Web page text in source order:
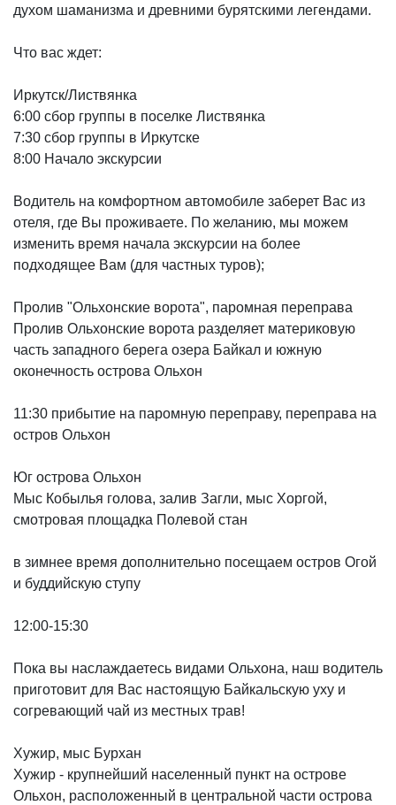
духом шаманизма и древними бурятскими легендами.
Что вас ждет:
Иркутск/Листвянка
6:00 сбор группы в поселке Листвянка
7:30 сбор группы в Иркутске
8:00 Начало экскурсии
Водитель на комфортном автомобиле заберет Вас из
отеля, где Вы проживаете. По желанию, мы можем
изменить время начала экскурсии на более
подходящее Вам (для частных туров);
Пролив "Ольхонские ворота", паромная переправа
Пролив Ольхонские ворота разделяет материковую
часть западного берега озера Байкал и южную
оконечность острова Ольхон
11:30 прибытие на паромную переправу, переправа на
остров Ольхон
Юг острова Ольхон
Мыс Кобылья голова, залив Загли, мыс Хоргой,
смотровая площадка Полевой стан
в зимнее время дополнительно посещаем остров Огой
и буддийскую ступу
12:00-15:30
Пока вы наслаждаетесь видами Ольхона, наш водитель
приготовит для Вас настоящую Байкальскую уху и
согревающий чай из местных трав!
Хужир, мыс Бурхан
Хужир - крупнейший населенный пункт на острове
Ольхон, расположенный в центральной части острова